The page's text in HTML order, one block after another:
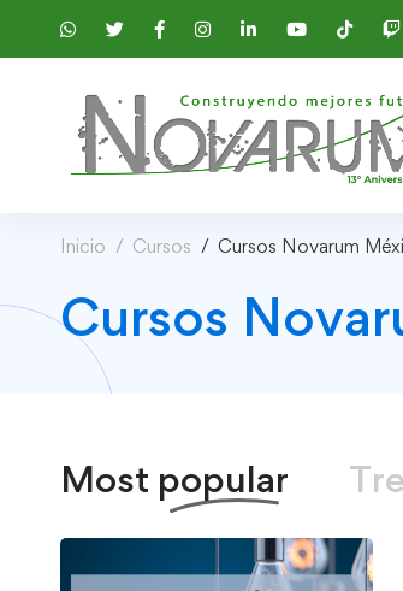
Inicio Cursos Cursos Novarum
Cursos
Most popular